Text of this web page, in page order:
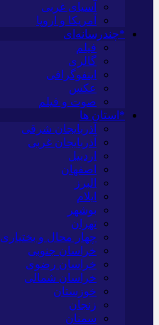
آسیای غربی
آمریکا و اروپا
*چندرسانه‌ای
فیلم
گالری
اینفوگرافی
عکس
صوت و فیلم
*استان ها
آذربایجان شرقی
آذربایجان غربی
اردبیل
اصفهان
البرز
ایلام
بوشهر
تهران
چهار محال و بختیاری
خراسان جنوبی
خراسان رضوی
خراسان شمالی
خوزستان
زنجان
سمنان